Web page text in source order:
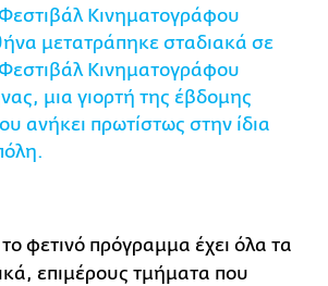
Κινηματογράφου
μετατράπηκε σταδιακά σε
Κινηματογράφου
μια γιορτή της έβδομης
ανήκει πρωτίστως στην ίδια
φετινό πρόγραμμα έχει όλα τα
επιμέρους τμήματα που